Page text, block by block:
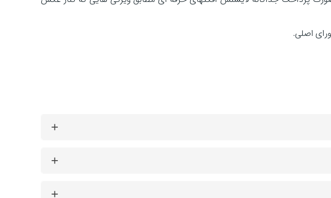
اصلی.